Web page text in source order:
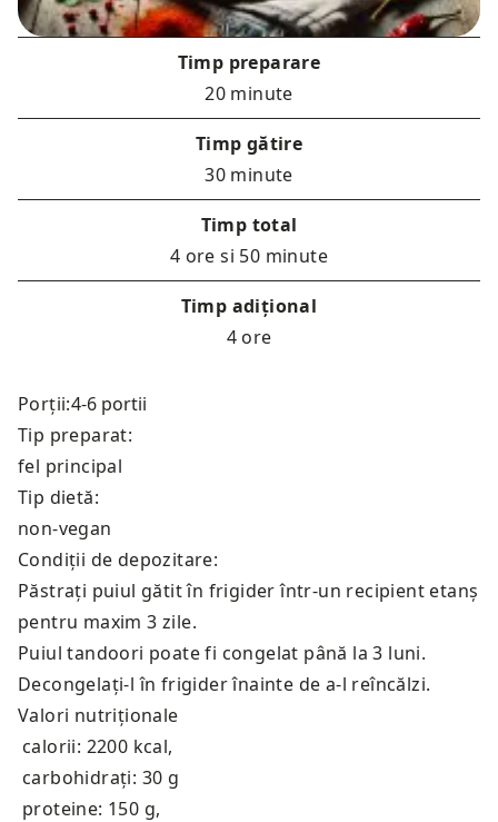
Timp preparare
20 minute
Timp gătire
30 minute
Timp total
4 ore si 50 minute
Timp adițional
4 ore
Porții:
Tip preparat:
fel principal
Tip dietă:
non-vegan
Condiții de depozitare:
Păstrați puiul gătit în frigider într-un recipient etanș
pentru maxim 3 zile.
Puiul tandoori poate fi congelat până la 3 luni.
Decongelați-l în frigider înainte de a-l reîncălzi.
Valori nutriționale
calorii: 2200 kcal,
carbohidrați: 30 g
proteine: 150 g,